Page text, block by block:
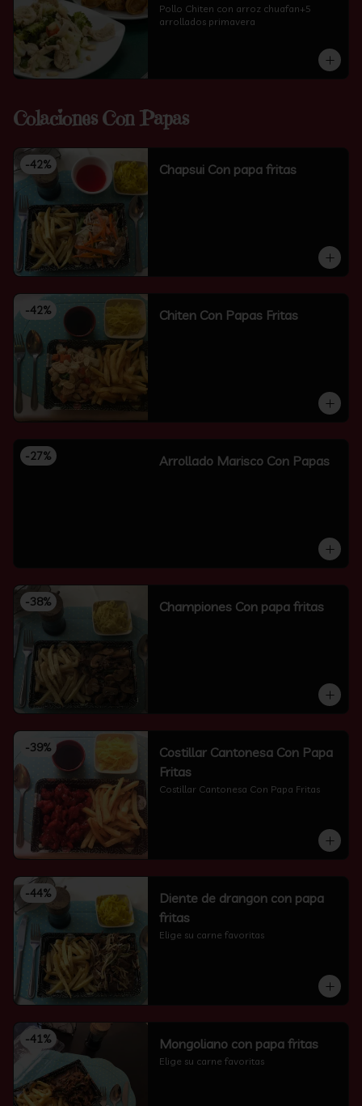
primavera
Pollo Chiten con arroz chuafan+5
arrollados primavera
Colaciones Con Papas
-42% Chapsui Con papa fritas
-42% Chiten Con Papas Fritas
-27% Arrollado Marisco Con Papas
-38% Championes Con papa fritas
-39%
Costillar Cantonesa Con Papa
Fritas
Costillar Cantonesa Con Papa Fritas
-44%
Diente de drangon con papa
fritas
Elige su carne favoritas
-41% Mongoliano con papa fritas
Elige su carne favoritas